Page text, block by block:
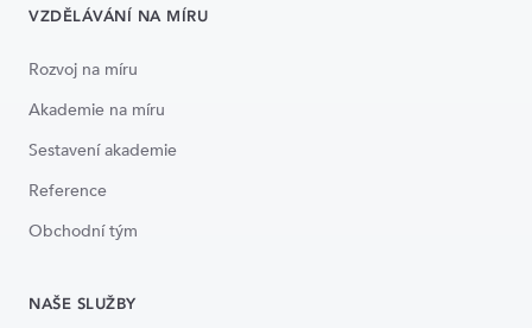
VZDĚLÁVÁNÍ NA MÍRU
Rozvoj na míru
Akademie na míru
Sestavení akademie
Reference
Obchodní tým
NAŠE SLUŽBY